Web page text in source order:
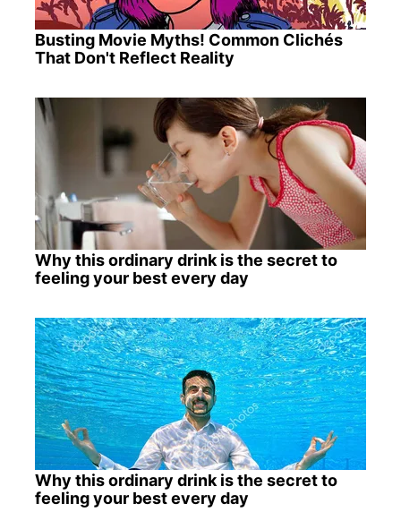
Busting Movie Myths! Common Clichés
That Don't Reflect Reality
Why this ordinary drink is the secret to
feeling your best every day
Why this ordinary drink is the secret to
feeling your best every day